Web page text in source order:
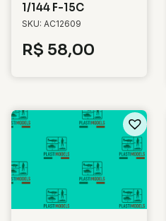
1/144 F-15C
SKU: AC12609
R$ 58,00